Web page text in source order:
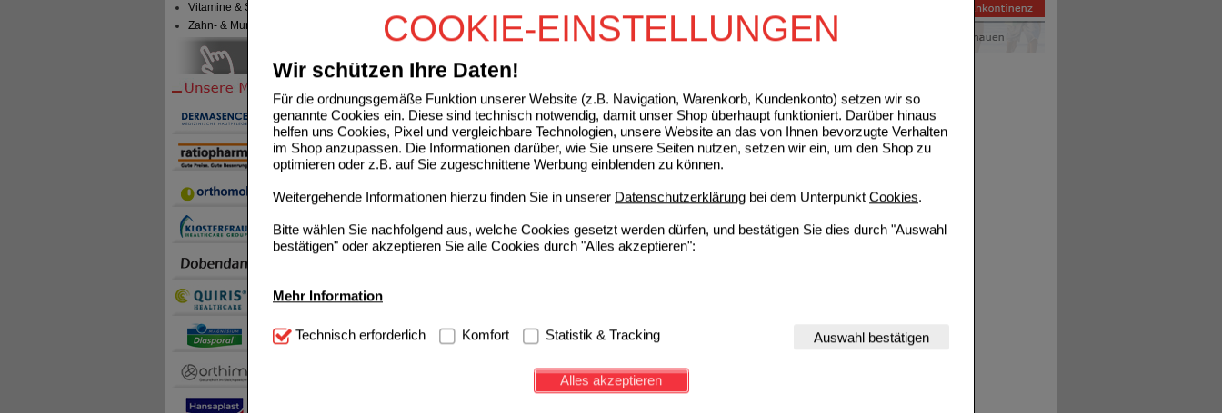
COOKIE-EINSTELLUNGEN
Wir schützen Ihre Daten!
Für die ordnungsgemäße Funktion unserer Website (z.B. Navigation, Warenkorb, Kundenkonto) setzen wir so
genannte Cookies ein. Diese sind technisch notwendig, damit unser Shop überhaupt funktioniert. Darüber hinaus
helfen uns Cookies, Pixel und vergleichbare Technologien, unsere Website an das von Ihnen bevorzugte Verhalten
im Shop anzupassen. Die Informationen darüber, wie Sie unsere Seiten nutzen, setzen wir ein, um den Shop zu
optimieren oder z.B. auf Sie zugeschnittene Werbung einblenden zu können.
Weitergehende Informationen hierzu finden Sie in unserer Datenschutzerklärung bei dem Unterpunkt Cookies.
Bitte wählen Sie nachfolgend aus, welche Cookies gesetzt werden dürfen, und bestätigen Sie dies durch "Auswahl
bestätigen" oder akzeptieren Sie alle Cookies durch "Alles akzeptieren":
Mehr Information
Technisch Notwendig: Hierbei handelt es sich um Cookies, die für die Grundfunktionen unserer Website
notwendig sind (z.B. Navigation, Warenkorb, Kundenkonto), weshalb auf diese nicht verzichtet werden kann.
Diese Cookies werden genutzt um das Einkaufserlebnis noch ansprechender zu gestalten,
beispielsweise für die Wiedererkennung des Besuchers oder unsere Seite an bevorzugte Verhaltensweisen (z.B.
Technisch erforderlich Komfort Statistik & Tracking Auswahl bestätigen
Alles akzeptieren
Vitamine & Sport
Zahn- & Mundpflege
Grundpreis
276,67 €
pro 1 l
3
VITAMIN D3 STADA 2000 I.E. Kapseln
STADA Consumer Health
Deutschland GmbH
17579286
60St Kapseln
0
UVP ** 9,14 €
Unser Preis* 2,74 €
Sie sparen 6,40 €
Details